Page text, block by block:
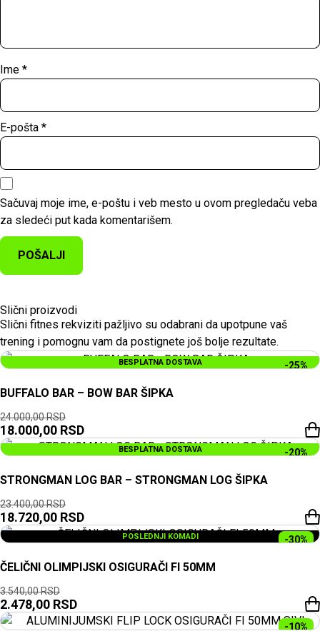
Ime *
E-pošta *
Sačuvaj moje ime, e-poštu i veb mesto u ovom pregledaču veba
za sledeći put kada komentarišem.
Slični proizvodi
Slični fitnes rekviziti pažljivo su odabrani da upotpune vaš
trening i pomognu vam da postignete još bolje rezultate.
POSLEDNJI KOMADI
BESPLATNA DOSTAVA -25%
BUFFALO BAR – BOW BAR ŠIPKA
24.000,00RSD
18.000,00 RSD
POSLEDNJI KOMADI
BESPLATNA DOSTAVA -20%
STRONGMAN LOG BAR – STRONGMAN LOG ŠIPKA
23.400,00RSD
18.720,00 RSD
POSLEDNJI KOMADI -30%
ČELIČNI OLIMPIJSKI OSIGURAČI FI 50MM
3.540,00RSD
2.478,00 RSD
-10%